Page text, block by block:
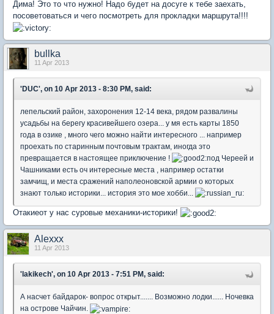
Дима! Это то что нужно! Надо будет на досуге к тебе заехать,
посоветоваться и чего посмотреть для прокладки маршрута!!!!
bullka
11 Apr 2013
'DUC', on 10 Apr 2013 - 8:30 PM, said:
лепельский район, захоронения 12-14 века, рядом развалины
усадьбы на берегу красивейшего озера... у мя есть карты 1850
года в озике , много чего можно найти интересного ... например
проехать по старинным почтовым трактам, иногда это
превращается в настоящее приключение !
под Череей и
Чашниками есть оч интересные места , например остатки
замчищ, и места сражений наполеоновской армии о которых
знают только историки... история это мое хобби...
Отакиеот у нас суровые механики-историки!
Alexxx
11 Apr 2013
'lakikech', on 10 Apr 2013 - 7:51 PM, said:
А насчет байдарок- вопрос открыт....... Возможно лодки...... Ночевка
на острове Чайчин.